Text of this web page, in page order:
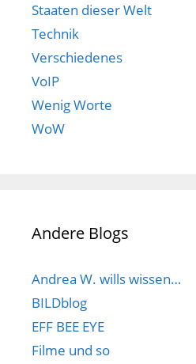
Staaten dieser Welt
Technik
Verschiedenes
VoIP
Wenig Worte
WoW
Andere Blogs
Andrea W. wills wissen…
BILDblog
EFF BEE EYE
Filme und so